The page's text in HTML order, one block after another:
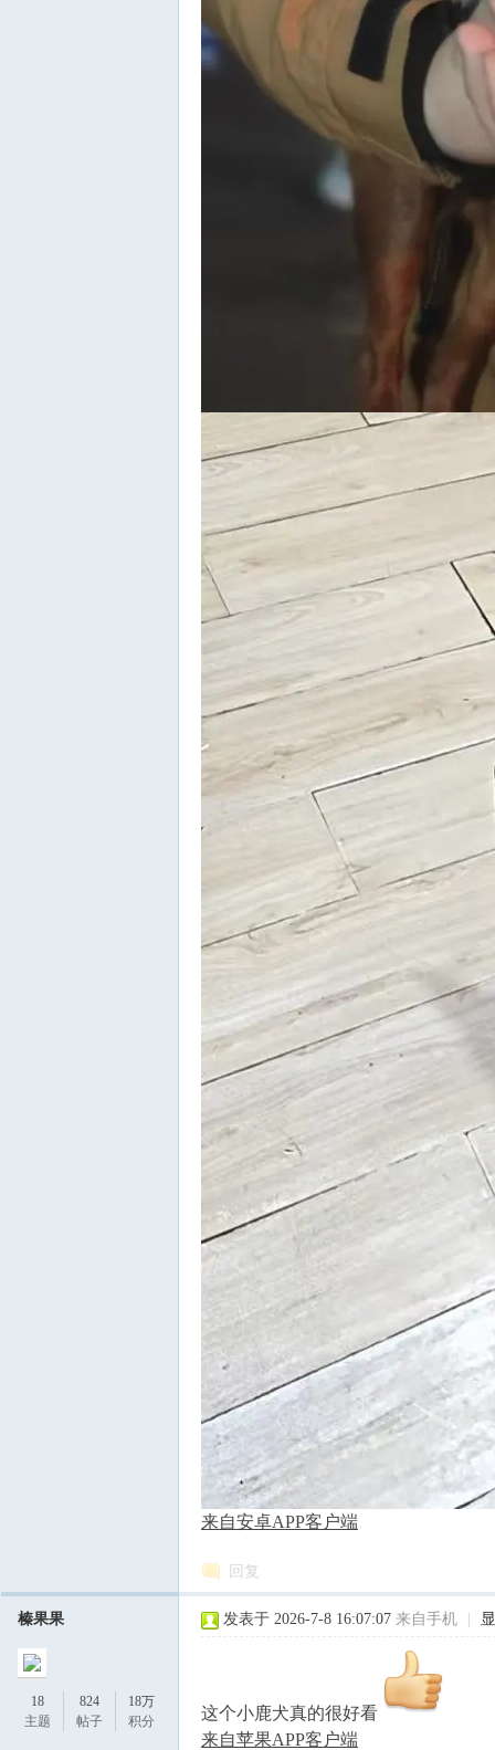
来自安卓APP客户端
回复
榛果果
18
主题
824
帖子
18万
积分
发表于 2026-7-8 16:07:07 来自手机
这个小鹿犬真的很好看
来自苹果APP客户端